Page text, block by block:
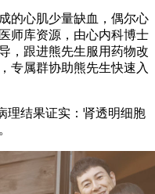
的心肌少量缺血，偶尔心
师库资源，由心内科博士
，跟进熊先生服用药物改
专属群协助熊先生快速入
理结果证实：肾透明细胞